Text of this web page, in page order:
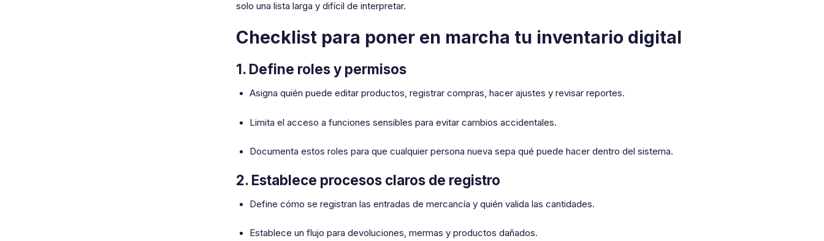
solo una lista larga y difícil de interpretar.
Checklist para poner en marcha tu inventario digital
1. Define roles y permisos
Asigna quién puede editar productos, registrar compras, hacer ajustes y revisar reportes.
Limita el acceso a funciones sensibles para evitar cambios accidentales.
Documenta estos roles para que cualquier persona nueva sepa qué puede hacer dentro del sistema.
2. Establece procesos claros de registro
Define cómo se registran las entradas de mercancía y quién valida las cantidades.
Establece un flujo para devoluciones, mermas y productos dañados.